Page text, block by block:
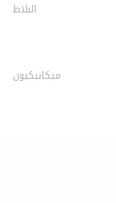
البلاط
ميكانيكيون